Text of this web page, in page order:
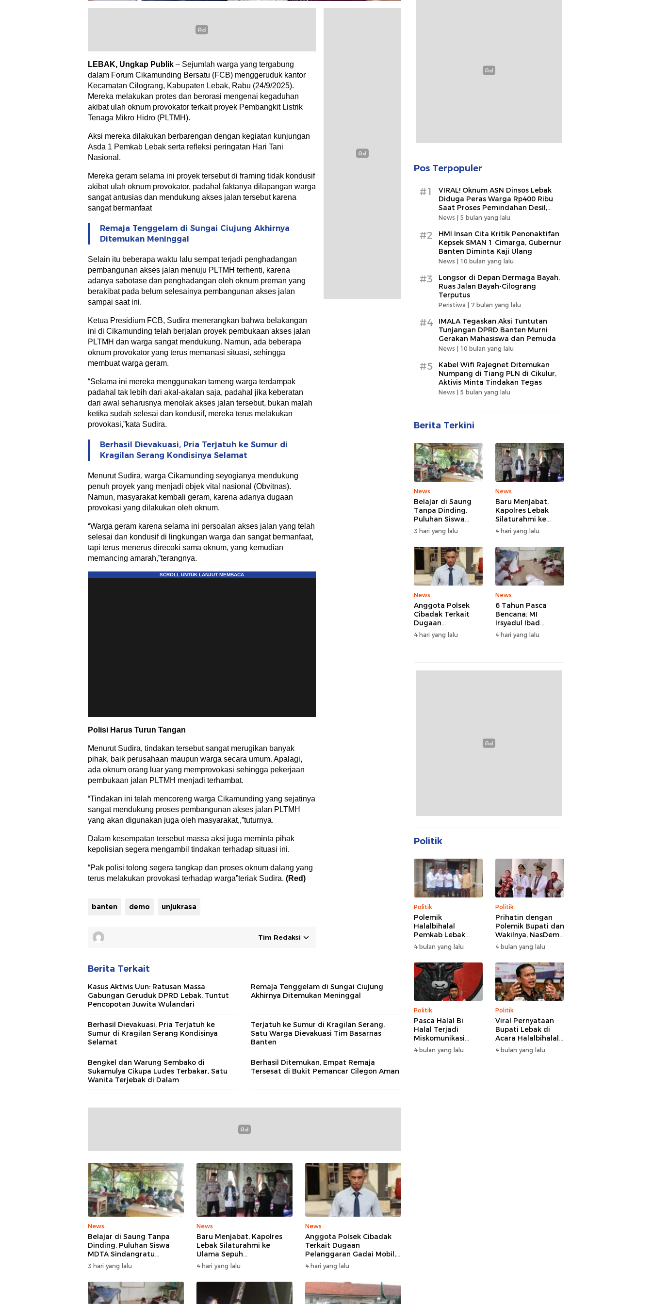
LEBAK, Ungkap Publik – Sejumlah warga yang tergabung
dalam Forum Cikamunding Bersatu (FCB) menggeruduk kantor
Kecamatan Cilograng, Kabupaten Lebak, Rabu (24/9/2025).
Mereka melakukan protes dan berorasi mengenai kegaduhan
akibat ulah oknum provokator terkait proyek Pembangkit Listrik
Tenaga Mikro Hidro (PLTMH).
Aksi mereka dilakukan berbarengan dengan kegiatan kunjungan
Asda 1 Pemkab Lebak serta refleksi peringatan Hari Tani
Nasional.
Mereka geram selama ini proyek tersebut di framing tidak kondusif
akibat ulah oknum provokator, padahal faktanya dilapangan warga
sangat antusias dan mendukung akses jalan tersebut karena
sangat bermanfaat
Remaja Tenggelam di Sungai Ciujung Akhirnya
Ditemukan Meninggal
Selain itu beberapa waktu lalu sempat terjadi penghadangan
pembangunan akses jalan menuju PLTMH terhenti, karena
adanya sabotase dan penghadangan oleh oknum preman yang
berakibat pada belum selesainya pembangunan akses jalan
sampai saat ini.
Ketua Presidium FCB, Sudira menerangkan bahwa belakangan
ini di Cikamunding telah berjalan proyek pembukaan akses jalan
PLTMH dan warga sangat mendukung. Namun, ada beberapa
oknum provokator yang terus memanasi situasi, sehingga
membuat warga geram.
“Selama ini mereka menggunakan tameng warga terdampak
padahal tak lebih dari akal-akalan saja, padahal jika keberatan
dari awal seharusnya menolak akses jalan tersebut, bukan malah
ketika sudah selesai dan kondusif, mereka terus melakukan
provokasi,”kata Sudira.
Berhasil Dievakuasi, Pria Terjatuh ke Sumur di
Kragilan Serang Kondisinya Selamat
Menurut Sudira, warga Cikamunding seyogianya mendukung
penuh proyek yang menjadi objek vital nasional (Obvitnas).
Namun, masyarakat kembali geram, karena adanya dugaan
provokasi yang dilakukan oleh oknum.
“Warga geram karena selama ini persoalan akses jalan yang telah
selesai dan kondusif di lingkungan warga dan sangat bermanfaat,
tapi terus menerus direcoki sama oknum, yang kemudian
memancing amarah,”terangnya.
Polisi Harus Turun Tangan
Menurut Sudira, tindakan tersebut sangat merugikan banyak
pihak, baik perusahaan maupun warga secara umum. Apalagi,
ada oknum orang luar yang memprovokasi sehingga pekerjaan
pembukaan jalan PLTMH menjadi terhambat.
“Tindakan ini telah mencoreng warga Cikamunding yang sejatinya
sangat mendukung proses pembangunan akses jalan PLTMH
yang akan digunakan juga oleh masyarakat,,”tuturnya.
Dalam kesempatan tersebut massa aksi juga meminta pihak
kepolisian segera mengambil tindakan terhadap situasi ini.
“Pak polisi tolong segera tangkap dan proses oknum dalang yang
terus melakukan provokasi terhadap warga”teriak Sudira. (Red)
banten demo unjukrasa
Tim Redaksi
Berita Terkait
Kasus Aktivis Uun: Ratusan Massa
Gabungan Geruduk DPRD Lebak, Tuntut
Pencopotan Juwita Wulandari
Remaja Tenggelam di Sungai Ciujung
Akhirnya Ditemukan Meninggal
Berhasil Dievakuasi, Pria Terjatuh ke
Sumur di Kragilan Serang Kondisinya
Selamat
Terjatuh ke Sumur di Kragilan Serang,
Satu Warga Dievakuasi Tim Basarnas
Banten
Bengkel dan Warung Sembako di
Sukamulya Cikupa Ludes Terbakar, Satu
Wanita Terjebak di Dalam
Berhasil Ditemukan, Empat Remaja
Tersesat di Bukit Pemancar Cilegon Aman
News
Belajar di Saung Tanpa
Dinding, Puluhan Siswa
MDTA Sindangratu
Panggarangan Bertahan
Tanpa Rehab
3 hari yang lalu
News
Baru Menjabat, Kapolres
Lebak Silaturahmi ke
Ulama Sepuh
Rangkasbitung
4 hari yang lalu
News
Anggota Polsek Cibadak
Terkait Dugaan
Pelanggaran Gadai Mobil,
Kasus Ditangani Bid
Propam Polda Banten
4 hari yang lalu
Pos Terpopuler
#1
VIRAL! Oknum ASN Dinsos Lebak
Diduga Peras Warga Rp400 Ribu
Saat Proses Pemindahan Desil,
Kades Minta Dipecat
News | 5 bulan yang lalu
#2
HMI Insan Cita Kritik Penonaktifan
Kepsek SMAN 1 Cimarga, Gubernur
Banten Diminta Kaji Ulang
News | 10 bulan yang lalu
#3
Longsor di Depan Dermaga Bayah,
Ruas Jalan Bayah-Cilograng
Terputus
Peristiwa | 7 bulan yang lalu
#4
IMALA Tegaskan Aksi Tuntutan
Tunjangan DPRD Banten Murni
Gerakan Mahasiswa dan Pemuda
News | 10 bulan yang lalu
#5
Kabel Wifi Rajegnet Ditemukan
Numpang di Tiang PLN di Cikulur,
Aktivis Minta Tindakan Tegas
News | 5 bulan yang lalu
Berita Terkini
News
Belajar di Saung
Tanpa Dinding,
Puluhan Siswa
MDTA Sindangratu
Panggarangan
Bertahan Tanpa
Rehab
3 hari yang lalu
News
Baru Menjabat,
Kapolres Lebak
Silaturahmi ke
Ulama Sepuh
Rangkasbitung
4 hari yang lalu
News
Anggota Polsek
Cibadak Terkait
Dugaan
Pelanggaran Gadai
Mobil, Kasus
4 hari yang lalu
News
6 Tahun Pasca
Bencana: MI
Irsyadul Ibad
Lebakgedong
Belum Punya
4 hari yang lalu
Politik
Politik
Polemik
Halalbihalal
Pemkab Lebak
Berakhir Damai,
Bupati Hasbi
Sambangi
Kediaman Wabup
Amir Hamzah
4 bulan yang lalu
Politik
Prihatin dengan
Polemik Bupati dan
Wakilnya, NasDem
Lebak Minta Saling
Introspeksi
4 bulan yang lalu
Politik
Pasca Halal Bi
Halal Terjadi
Miskomunikasi
Bupati-Wakil
Bupati Lebak, DPC
4 bulan yang lalu
Politik
Viral Pernyataan
Bupati Lebak di
Acara Halalbihalal,
Tokoh Pemuda
Minta Bersatu
4 bulan yang lalu